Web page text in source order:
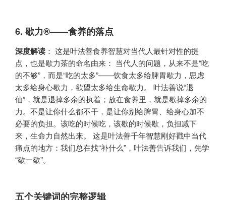
6. 歇力®——食养的落点
深度解读 ​： 这是叶法善食养智慧对当代人最针对性的提
点，也是歇力茶的命名由来： 当代人的问题，从来不是“吃
的不够”，而是“吃的太多”——饮食太多给脾胃歇力，思虑
太多给身心歇力，欲望太多给生命歇力。 叶法善说“退
仙”，就是退掉多余的执着；放在食养里，就是歇掉多余的
力。不是让你什么都不干，是让你别给脾胃、给身心加不
必要的负担。该吃的时候吃，该歇的时候歇，负担减下
来，生命力自然出来。 这是叶法善千年智慧刚好戳中当代
痛点的地方：我们总在找“补什么”，叶法善告诉我们，先学
“歇一歇”。
五个关键词的完整逻辑